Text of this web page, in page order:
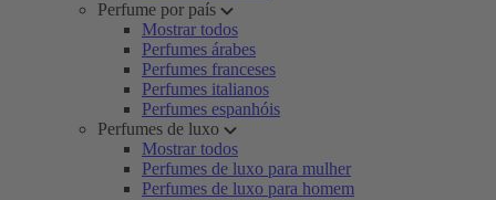
Perfume por país
Mostrar todos
Perfumes árabes
Perfumes franceses
Perfumes italianos
Perfumes espanhóis
Perfumes de luxo
Mostrar todos
Perfumes de luxo para mulher
Perfumes de luxo para homem